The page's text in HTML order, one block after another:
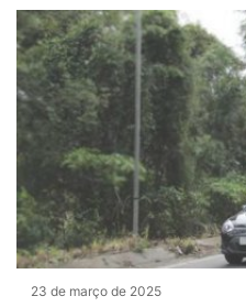
23 de março de 2025